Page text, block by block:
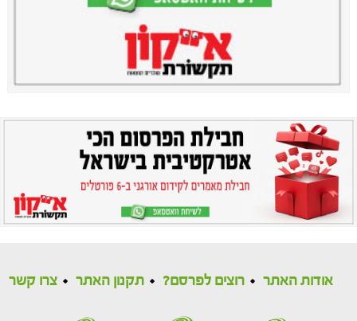
אודות האתר רוצים לפרסם? תקנון האתר צרו קשר